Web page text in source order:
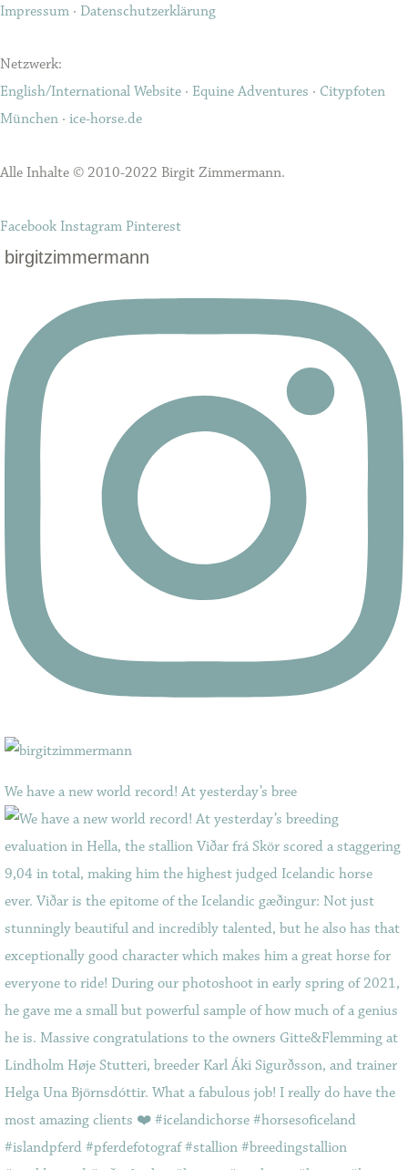
Impressum · Datenschutzerklärung
Netzwerk:
English/International Website · Equine Adventures · Citypfoten
München · ice-horse.de
Alle Inhalte © 2010-2022 Birgit Zimmermann.
Facebook Instagram Pinterest
birgitzimmermann
We have a new world record! At yesterday’s bree